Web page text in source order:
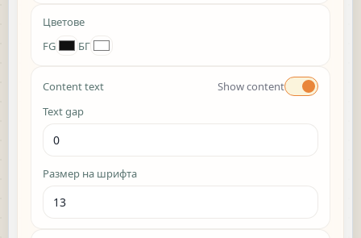
Цветове
FG
БГ
Content text
Show content
Text gap
Размер на шрифта